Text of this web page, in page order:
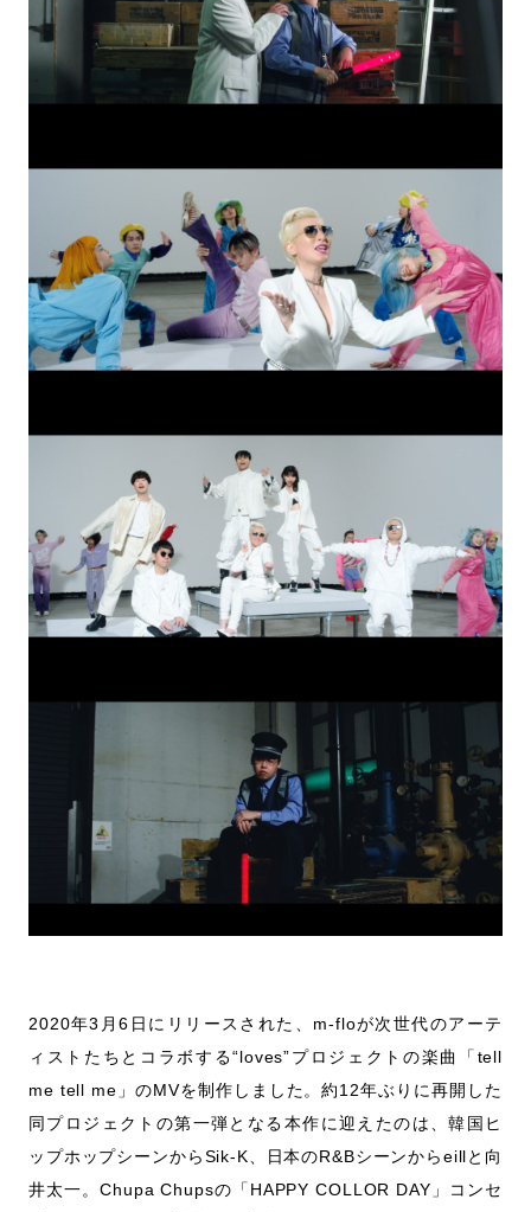
2020年3月6日にリリースされた、m-floが次世代のアーテ
ィストたちとコラボする“loves”プロジェクトの楽曲「tell
me tell me」のMVを制作しました。約12年ぶりに再開した
同プロジェクトの第一弾となる本作に迎えたのは、韓国ヒ
ップホップシーンからSik-K、日本のR&Bシーンからeillと向
井太一。Chupa Chupsの「HAPPY COLLOR DAY」コンセ